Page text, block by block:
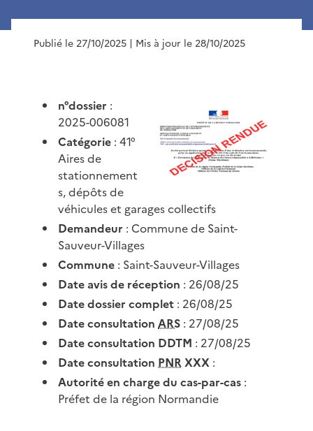
Publié le 27/10/2025 | Mis à jour le 28/10/2025
n°dossier :
2025-006081
Catégorie : 41°
Aires de
stationnement
s, dépôts de
véhicules et garages collectifs
Demandeur : Commune de Saint-
Sauveur-Villages
Commune : Saint-Sauveur-Villages
Date avis de réception : 26/08/25
Date dossier complet : 26/08/25
Date consultationARS : 27/08/25
Date consultation DDTM : 27/08/25
Date consultation PNRXXX :
Autorité en charge du cas-par-cas :
Préfet de la région Normandie